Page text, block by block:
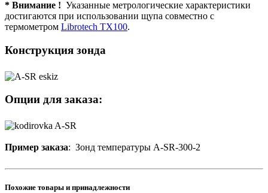
* Внимание ! Указанные метрологические характеристики
достигаются при использовании щупа совместно с
термометром Librotech TX100.
Конструкция зонда
Опции для заказа:
Пример заказа: Зонд температуры A-SR-300-2
Похожие товары и принадлежности